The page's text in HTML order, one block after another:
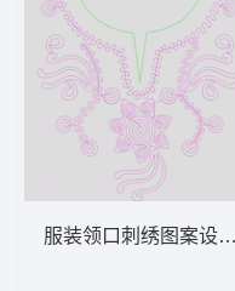
服装领口刺绣图案设